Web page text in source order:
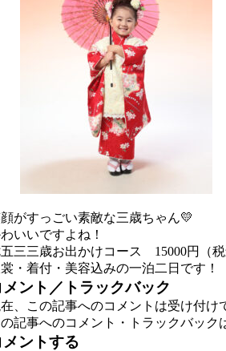
がすっごい素敵な三歳ちゃん💛
いいですよね！
三三歳お出かけコース 15000円（税
・着付・美容込みの一泊二日です！
メント／トラックバック
、この記事へのコメントは受け付け
記事へのコメント・トラックバック
メントする